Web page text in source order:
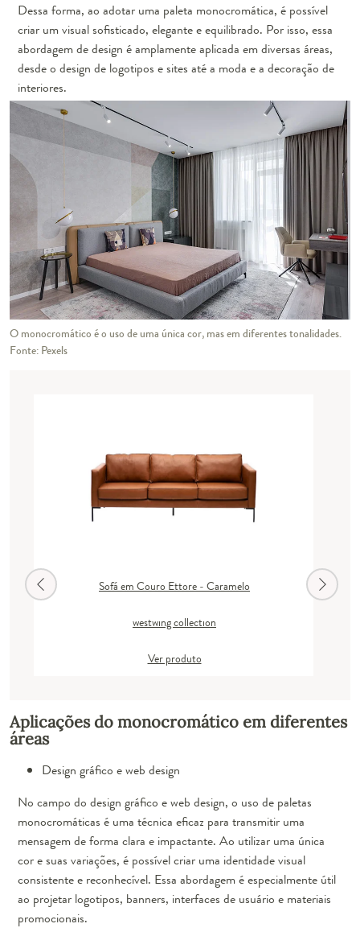
Dessa forma, ao adotar uma paleta monocromática, é possível
criar um visual sofisticado, elegante e equilibrado. Por isso, essa
abordagem de design é amplamente aplicada em diversas áreas,
desde o design de logotipos e sites até a moda e a decoração de
interiores.
O monocromático é o uso de uma única cor, mas em diferentes tonalidades.
Fonte: Pexels
Sofá em Couro Ettore - Caramelo
westwing collection
Ver produto
Aplicações do monocromático em diferentes
áreas
Design gráfico e web design
No campo do design gráfico e web design, o uso de paletas
monocromáticas é uma técnica eficaz para transmitir uma
mensagem de forma clara e impactante. Ao utilizar uma única
cor e suas variações, é possível criar uma identidade visual
consistente e reconhecível. Essa abordagem é especialmente útil
ao projetar logotipos, banners, interfaces de usuário e materiais
promocionais.